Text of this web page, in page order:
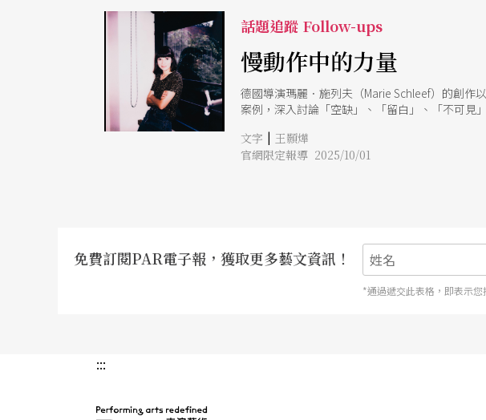
話題追蹤 Follow-ups
慢動作中的力量
德國導演瑪麗．施列夫（Marie Schleef）的創作
案例，深入討論「空缺」、「留白」、「不可見
劇場的思考與創作方法。
文字 | 王顥燁
官網限定報導 2025/10/01
免費訂閱PAR電子報，獲取更多藝文資訊！
*通過遞交此表格，即表示
:::